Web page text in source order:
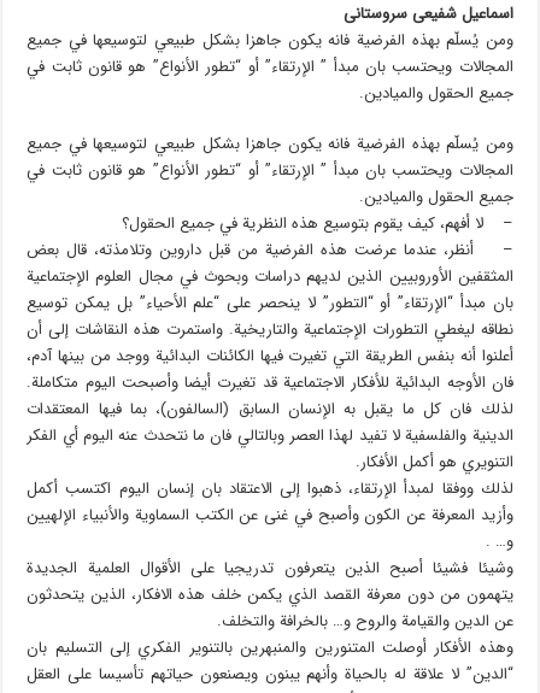
اسماعیل شفیعی سروستانی
ومن يُسلّم بهذه الفرضية فانه يكون جاهزا بشكل طبيعي لتوسيعها في جميع
المجالات ويحتسب بان مبدأ ” الإرتقاء” أو “تطور الأنواع” هو قانون ثابت في
جميع الحقول والميادين.
ومن يُسلّم بهذه الفرضية فانه يكون جاهزا بشكل طبيعي لتوسيعها في جميع
المجالات ويحتسب بان مبدأ ” الإرتقاء” أو “تطور الأنواع” هو قانون ثابت في
جميع الحقول والميادين.
– لا أفهم، كيف يقوم بتوسيع هذه النظرية في جميع الحقول؟
– أنظر، عندما عرضت هذه الفرضية من قبل داروين وتلامذته، قال بعض
المثقفين الأوروبيين الذين لديهم دراسات وبحوث في مجال العلوم الإجتماعية
بان مبدأ “الإرتقاء” أو “التطور” لا ينحصر على “علم الأحياء” بل يمكن توسيع
نطاقه ليغطي التطورات الإجتماعية والتاريخية. واستمرت هذه النقاشات إلى أن
أعلنوا أنه بنفس الطريقة التي تغيرت فيها الكائنات البدائية ووجد من بينها آدم،
فان الأوجه البدائية للأفكار الاجتماعية قد تغيرت أيضا وأصبحت اليوم متكاملة.
لذلك فان كل ما يقبل به الإنسان السابق (السالفون)، بما فيها المعتقدات
الدينية والفلسفية لا تفيد لهذا العصر وبالتالي فان ما نتحدث عنه اليوم أي الفكر
التنويري هو أكمل الأفكار.
لذلك ووفقا لمبدأ الإرتقاء، ذهبوا إلى الاعتقاد بان إنسان اليوم اكتسب أكمل
وأزيد المعرفة عن الكون وأصبح في غنى عن الكتب السماوية والأنبياء الإلهيين
و… .
وشيئا فشيئا أصبح الذين يتعرفون تدريجيا على الأقوال العلمية الجديدة
يتهمون من دون معرفة القصد الذي يكمن خلف هذه الافكار، الذين يتحدثون
عن الدين والقيامة والروح و… بالخرافة والتخلف.
وهذه الأفكار أوصلت المتنورين والمنبهرين بالتنوير الفكري إلى التسليم بان
“الدين” لا علاقة له بالحياة وأنهم يبنون ويصنعون حياتهم تأسيسا على العقل